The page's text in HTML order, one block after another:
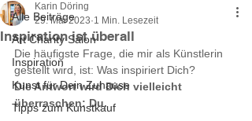
Alle Beiträge
Art Charity Salon
Inspiration
Kunst für Dein Zuhause
Tipps zum Kunstkauf
Inspiration ist überall
Karin Döring
29. Mai 2023 1 Min. Lesezeit
Die häufigste Frage, die mir als Künstlerin
gestellt wird, ist: Was inspiriert Dich?
Die Antwort wird Dich vielleicht
überraschen: Du.